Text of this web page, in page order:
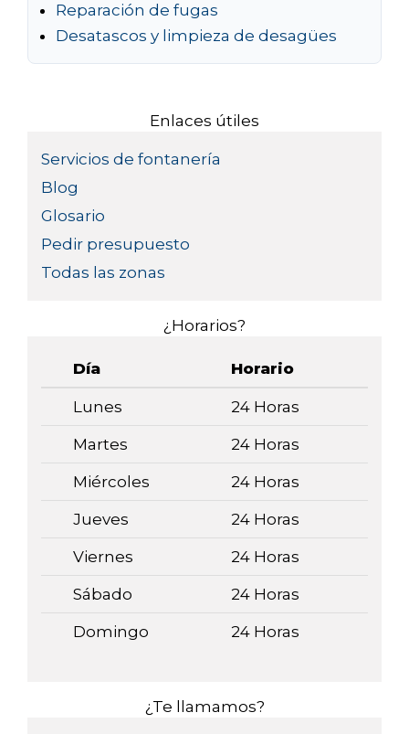
Reparación de fugas
Desatascos y limpieza de desagües
Enlaces útiles
Servicios de fontanería
Blog
Glosario
Pedir presupuesto
Todas las zonas
¿Horarios?
Día Horario
Lunes 24 Horas
Martes 24 Horas
Miércoles 24 Horas
Jueves 24 Horas
Viernes 24 Horas
Sábado 24 Horas
Domingo 24 Horas
¿Te llamamos?